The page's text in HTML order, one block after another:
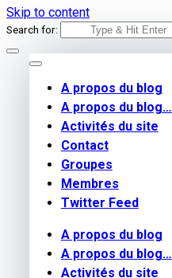
Skip to content
Search for:
A propos du blog
A propos du blog…
Activités du site
Contact
Groupes
Membres
Twitter Feed
A propos du blog
A propos du blog…
Activités du site